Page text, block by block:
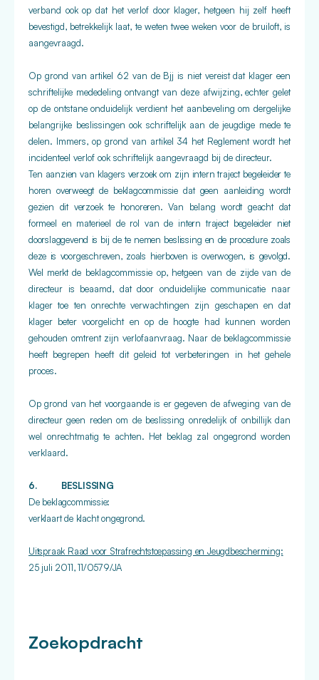
verband ook op dat het verlof door klager, hetgeen hij zelf heeft
bevestigd, betrekkelijk laat, te weten twee weken voor de bruiloft, is
aangevraagd.
Op grond van artikel 62 van de Bjj is niet vereist dat klager een
schriftelijke mededeling ontvangt van deze afwijzing, echter gelet
op de ontstane onduidelijk verdient het aanbeveling om dergelijke
belangrijke beslissingen ook schriftelijk aan de jeugdige mede te
delen. Immers, op grond van artikel 34 het Reglement wordt het
incidenteel verlof ook schriftelijk aangevraagd bij de directeur.
Ten aanzien van klagers verzoek om zijn intern traject begeleider te
horen overweegt de beklagcommissie dat geen aanleiding wordt
gezien dit verzoek te honoreren. Van belang wordt geacht dat
formeel en materieel de rol van de intern traject begeleider niet
doorslaggevend is bij de te nemen beslissing en de procedure zoals
deze is voorgeschreven, zoals hierboven is overwogen, is gevolgd.
Wel merkt de beklagcommissie op, hetgeen van de zijde van de
directeur is beaamd, dat door onduidelijke communicatie naar
klager toe ten onrechte verwachtingen zijn geschapen en dat
klager beter voorgelicht en op de hoogte had kunnen worden
gehouden omtrent zijn verlofaanvraag. Naar de beklagcommissie
heeft begrepen heeft dit geleid tot verbeteringen in het gehele
proces.
Op grond van het voorgaande is er gegeven de afweging van de
directeur geen reden om de beslissing onredelijk of onbillijk dan
wel onrechtmatig te achten. Het beklag zal ongegrond worden
verklaard.
6. BESLISSING
De beklagcommissie:
verklaart de klacht ongegrond.
Uitspraak Raad voor Strafrechtstoepassing en Jeugdbescherming:
25 juli 2011, 11/0579/JA
Zoekopdracht